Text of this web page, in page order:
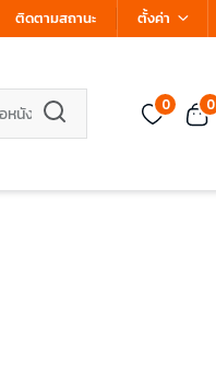
ติดตามสถานะ ตั้งค่า
0 0